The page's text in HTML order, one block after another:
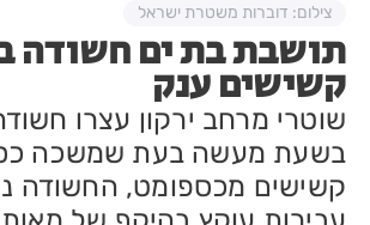
תושבת בת ים חשודה
קשישים ענק
בשעת מעשה בעת שמשכה
קשישים מכספומט, החשודה
צילום: דוברות משטרת ישראל